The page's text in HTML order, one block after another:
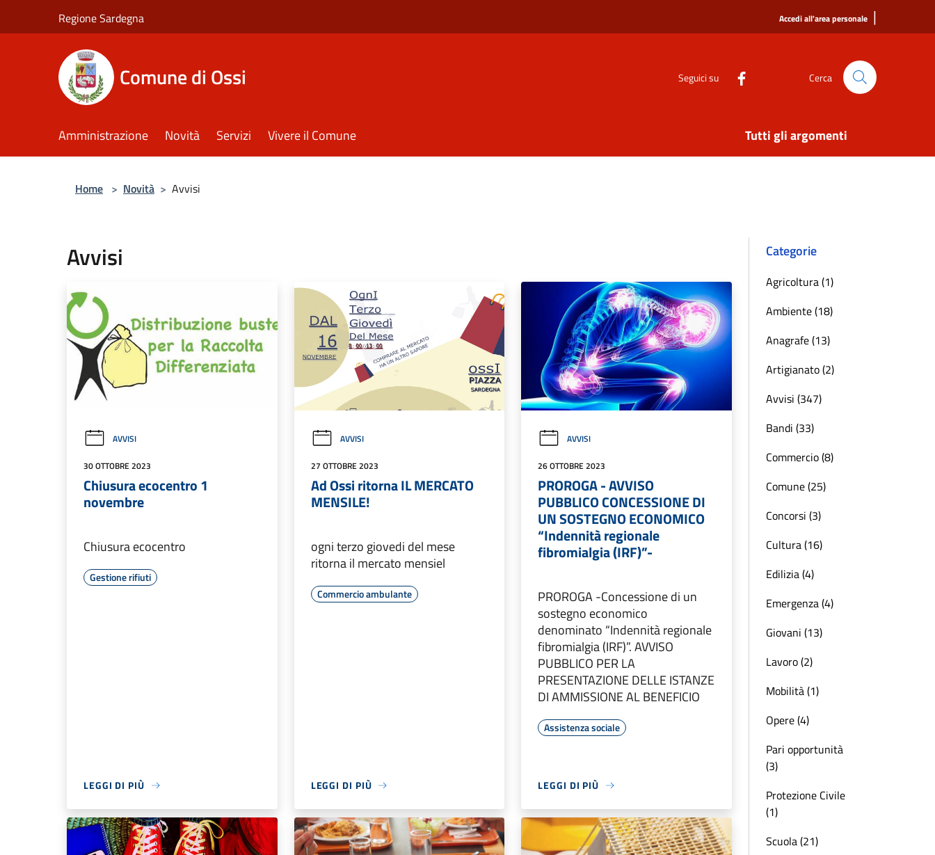
Regione Sardegna Accedi all'area personale |
Comune di Ossi Seguici su Cerca
Amministrazione Novità Servizi Vivere il Comune Tutti gli argomenti
Home > Novità > Avvisi
Avvisi
AVVISI
30 OTTOBRE 2023
Chiusura ecocentro 1
novembre
Chiusura ecocentro
Gestione rifiuti
LEGGI DI PIÙ
AVVISI
27 OTTOBRE 2023
Ad Ossi ritorna IL MERCATO
MENSILE!
ogni terzo giovedi del mese
ritorna il mercato mensiel
Commercio ambulante
LEGGI DI PIÙ
AVVISI
26 OTTOBRE 2023
PROROGA - AVVISO
PUBBLICO CONCESSIONE DI
UN SOSTEGNO ECONOMICO
“Indennità regionale
fibromialgia (IRF)”-
PROROGA -Concessione di un
sostegno economico
denominato “Indennità regionale
fibromialgia (IRF)”. AVVISO
PUBBLICO PER LA
PRESENTAZIONE DELLE ISTANZE
DI AMMISSIONE AL BENEFICIO
Assistenza sociale
LEGGI DI PIÙ
Categorie
Agricoltura (1)
Ambiente (18)
Anagrafe (13)
Artigianato (2)
Avvisi (347)
Bandi (33)
Commercio (8)
Comune (25)
Concorsi (3)
Cultura (16)
Edilizia (4)
Emergenza (4)
Giovani (13)
Lavoro (2)
Mobilità (1)
Opere (4)
Pari opportunità
(3)
Protezione Civile
(1)
Scuola (21)